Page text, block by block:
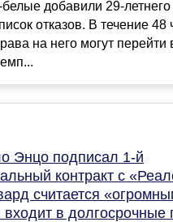
добавили 29-летнего
отказов. В течение 48
на него могут перейти
Энцо подписал 1-й
контракт с
считается
входит в долгосрочные